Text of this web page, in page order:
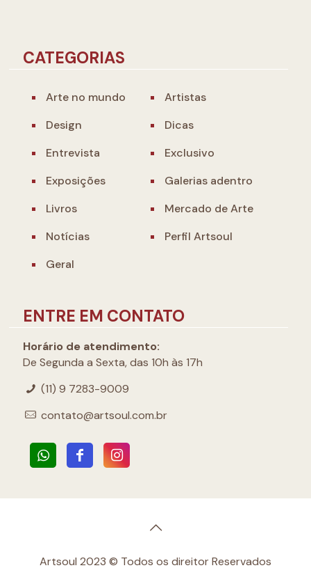
CATEGORIAS
Arte no mundo
Artistas
Design
Dicas
Entrevista
Exclusivo
Exposições
Galerias adentro
Livros
Mercado de Arte
Notícias
Perfil Artsoul
Geral
ENTRE EM CONTATO
Horário de atendimento:
De Segunda a Sexta, das 10h às 17h
(11) 9 7283-9009
contato@artsoul.com.br
Artsoul 2023 © Todos os direitor Reservados